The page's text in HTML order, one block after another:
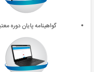
گواهینامه پایان دوره